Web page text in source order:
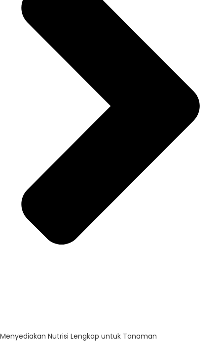
Menyediakan Nutrisi Lengkap untuk Tanaman